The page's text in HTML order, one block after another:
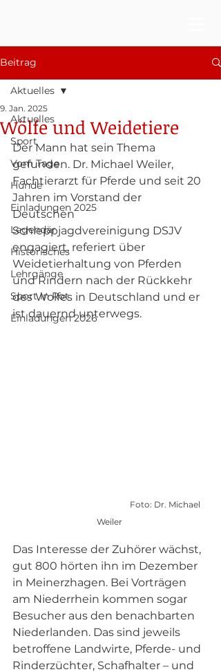
Beitrag
Aktuelles
Sport
Vom Tage
Hunde
Einladungen 2025
Legendär
Historisches
Lehrgänge
Sport in Rot
Einladungen 2026
Aktuelles
Wölfe und Weidetiere
9. Jan. 2025
Der Mann hat sein Thema
gefunden. Dr. Michael Weiler,
Fachtierarzt für Pferde und seit 20
Jahren im Vorstand der
Deutschen
Schleppjagdvereinigung DSJV
engagiert, referiert über
Weidetierhaltung von Pferden
und Rindern nach der Rückkehr
des Wolfes in Deutschland und er
ist dauernd unterwegs.
Weiler
Das Interesse der Zuhörer wächst,
gut 800 hörten ihn im Dezember
in Meinerzhagen. Bei Vorträgen
am Niederrhein kommen sogar
Besucher aus den benachbarten
Niederlanden. Das sind jeweils
betroffene Landwirte, Pferde- und
Rinderzüchter, Schafhalter – und